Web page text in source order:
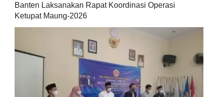
Banten Laksanakan Rapat Koordinasi Operasi
Ketupat Maung-2026